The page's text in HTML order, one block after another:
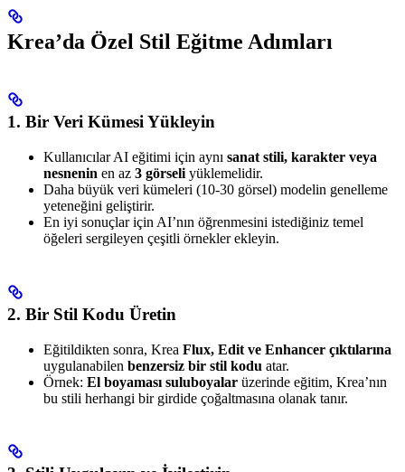
Krea’da Özel Stil Eğitme Adımları
1. Bir Veri Kümesi Yükleyin
Kullanıcılar AI eğitimi için aynı sanat stili, karakter veya
nesnenin en az 3 görseli yüklemelidir.
Daha büyük veri kümeleri (10-30 görsel) modelin genelleme
yeteneğini geliştirir.
En iyi sonuçlar için AI’nın öğrenmesini istediğiniz temel
öğeleri sergileyen çeşitli örnekler ekleyin.
2. Bir Stil Kodu Üretin
Eğitildikten sonra, Krea Flux, Edit ve Enhancer çıktılarına
uygulanabilen benzersiz bir stil kodu atar.
Örnek: El boyaması suluboyalar üzerinde eğitim, Krea’nın
bu stili herhangi bir girdide çoğaltmasına olanak tanır.